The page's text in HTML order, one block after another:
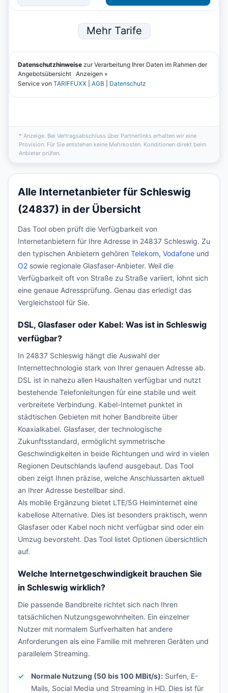
* Anzeige. Bei Vertragsabschluss über Partnerlinks erhalten wir eine
Provision. Für Sie entstehen keine Mehrkosten. Konditionen direkt beim
Anbieter prüfen.
Alle Internetanbieter für Schleswig
(24837) in der Übersicht
Das Tool oben prüft die Verfügbarkeit von
Internetanbietern für Ihre Adresse in 24837 Schleswig. Zu
den typischen Anbietern gehören Telekom, Vodafone und
O2 sowie regionale Glasfaser-Anbieter. Weil die
Verfügbarkeit oft von Straße zu Straße variiert, lohnt sich
eine genaue Adressprüfung. Genau das erledigt das
Vergleichstool für Sie.
DSL, Glasfaser oder Kabel: Was ist in Schleswig
verfügbar?
In 24837 Schleswig hängt die Auswahl der
Internettechnologie stark von Ihrer genauen Adresse ab.
DSL ist in nahezu allen Haushalten verfügbar und nutzt
bestehende Telefonleitungen für eine stabile und weit
verbreitete Verbindung. Kabel-Internet punktet in
städtischen Gebieten mit hoher Bandbreite über
Koaxialkabel. Glasfaser, der technologische
Zukunftsstandard, ermöglicht symmetrische
Geschwindigkeiten in beide Richtungen und wird in vielen
Regionen Deutschlands laufend ausgebaut. Das Tool
oben zeigt Ihnen präzise, welche Anschlussarten aktuell
an Ihrer Adresse bestellbar sind.
Als mobile Ergänzung bietet LTE/5G Heiminternet eine
kabellose Alternative. Dies ist besonders praktisch, wenn
Glasfaser oder Kabel noch nicht verfügbar sind oder ein
Umzug bevorsteht. Das Tool listet Optionen übersichtlich
auf.
Welche Internetgeschwindigkeit brauchen Sie
in Schleswig wirklich?
Die passende Bandbreite richtet sich nach Ihren
tatsächlichen Nutzungsgewohnheiten. Ein einzelner
Nutzer mit normalem Surfverhalten hat andere
Anforderungen als eine Familie mit mehreren Geräten und
parallelem Streaming.
Normale Nutzung (50 bis 100 MBit/s): Surfen, E-
Mails, Social Media und Streaming in HD. Dies ist für